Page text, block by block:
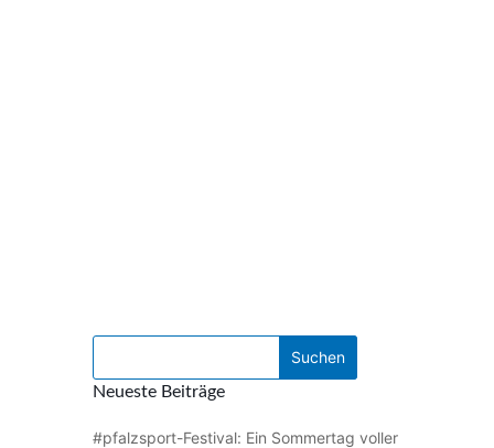
Neueste Beiträge
#pfalzsport-Festival: Ein Sommertag voller